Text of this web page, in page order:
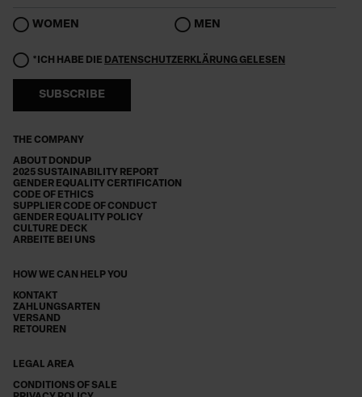
THE COMPANY
ABOUT DONDUP
2025 SUSTAINABILITY REPORT
GENDER EQUALITY CERTIFICATION
CODE OF ETHICS
SUPPLIER CODE OF CONDUCT
GENDER EQUALITY POLICY
CULTURE DECK
ARBEITE BEI UNS
HOW WE CAN HELP YOU
KONTAKT
ZAHLUNGSARTEN
VERSAND
RETOUREN
LEGAL AREA
CONDITIONS OF SALE
WOMEN MEN
*ICH HABE DIE DATENSCHUTZERKLÄRUNG GELESEN
SUBSCRIBE